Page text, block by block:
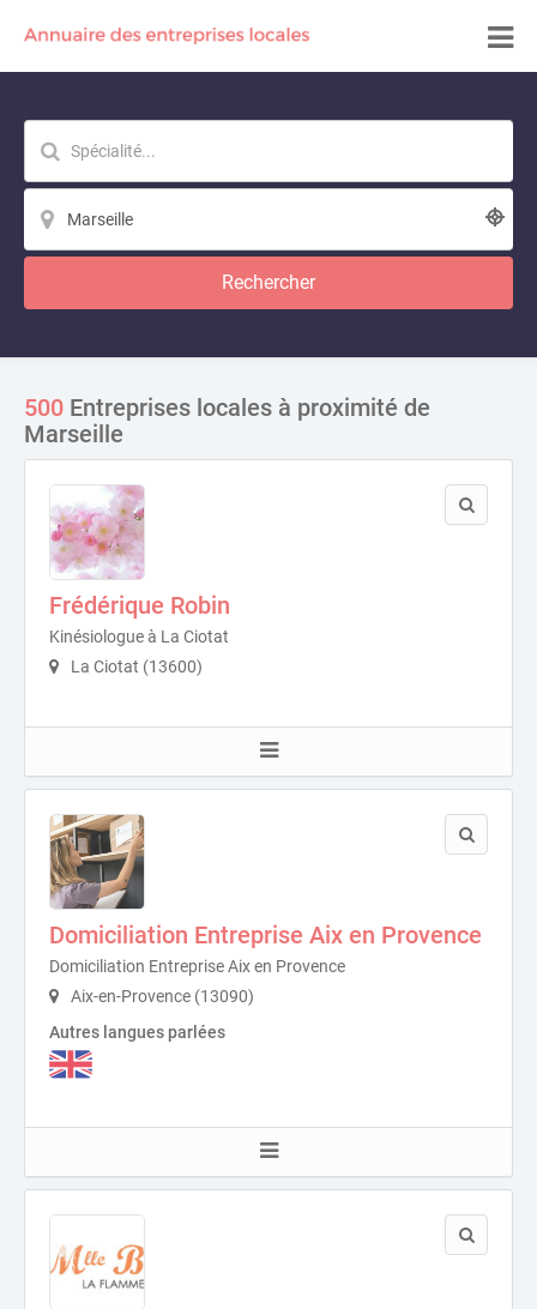
Rechercher
500 Entreprises locales à proximité de
Marseille
Frédérique Robin
Kinésiologue à La Ciotat
La Ciotat (13600)
Domiciliation Entreprise Aix en Provence
Domiciliation Entreprise Aix en Provence
Aix-en-Provence (13090)
Autres langues parlées